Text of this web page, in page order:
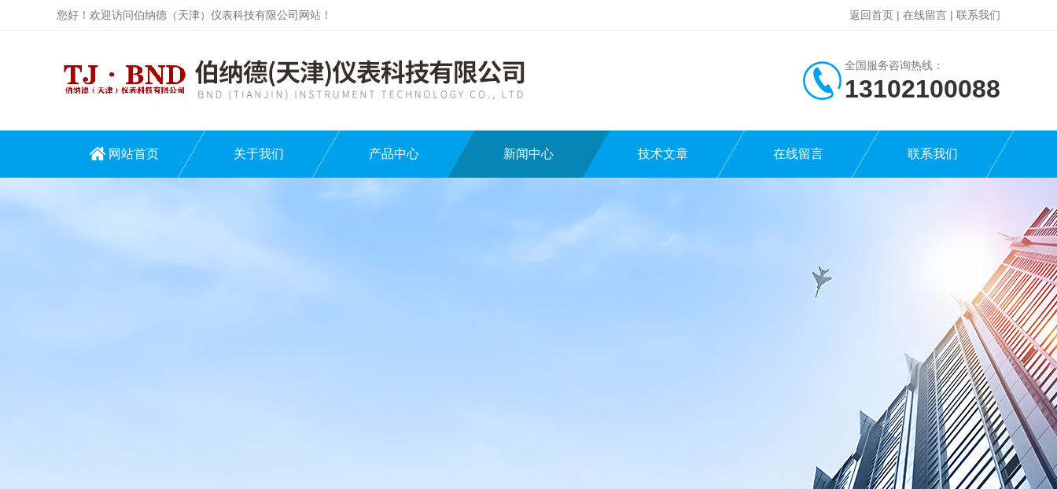
您好！欢迎访问伯纳德（天津）仪表科技有限公司网站！ 返回首页 | 在线留言 | 联系我们
全国服务咨询热线：
13102100088
网站首页 关于我们 产品中心 新闻中心 技术文章 在线留言 联系我们